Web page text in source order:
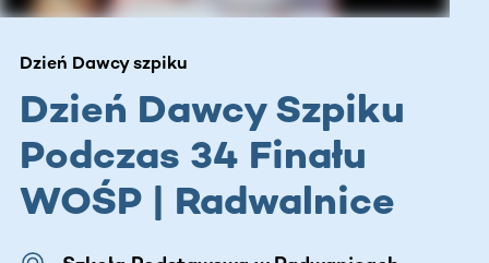
Dzień Dawcy szpiku
Dzień Dawcy Szpiku
Podczas 34 Finału
WOŚP | Radwalnice